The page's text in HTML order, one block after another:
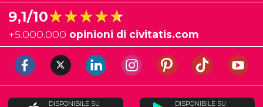
9,1/10★★★★★
★★★★★
+5.000.000 opinioni di civitatis.com
DISPONIBILE SU DISPONIBILE SU